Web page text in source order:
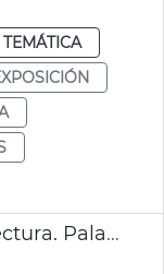
Exposición Un río de arquitectura. Palau de la Música de València